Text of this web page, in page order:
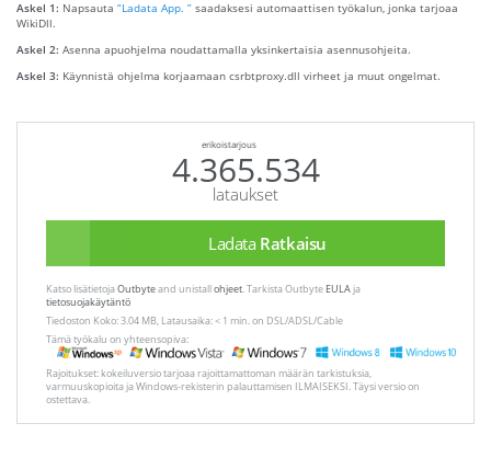
Askel 1: Napsauta “Ladata App. ” saadaksesi automaattisen työkalun, jonka tarjoaa
WikiDll.
Askel 2: Asenna apuohjelma noudattamalla yksinkertaisia ​​asennusohjeita.
Askel 3: Käynnistä ohjelma korjaamaan csrbtproxy.dll virheet ja muut ongelmat.
erikoistarjous
4.365.534
lataukset
Ladata Ratkaisu
Katso lisätietojaOutbyteand unistallohjeet. Tarkista Outbyte EULAja
tietosuojakäytäntö
Tiedoston Koko: 3.04 MB, Latausaika: < 1 min. on DSL/ADSL/Cable
Tämä työkalu on yhteensopiva:
Rajoitukset: kokeiluversio tarjoaa rajoittamattoman määrän tarkistuksia,
varmuuskopioita ja Windows-rekisterin palauttamisen ILMAISEKSI. Täysi versio on
ostettava.